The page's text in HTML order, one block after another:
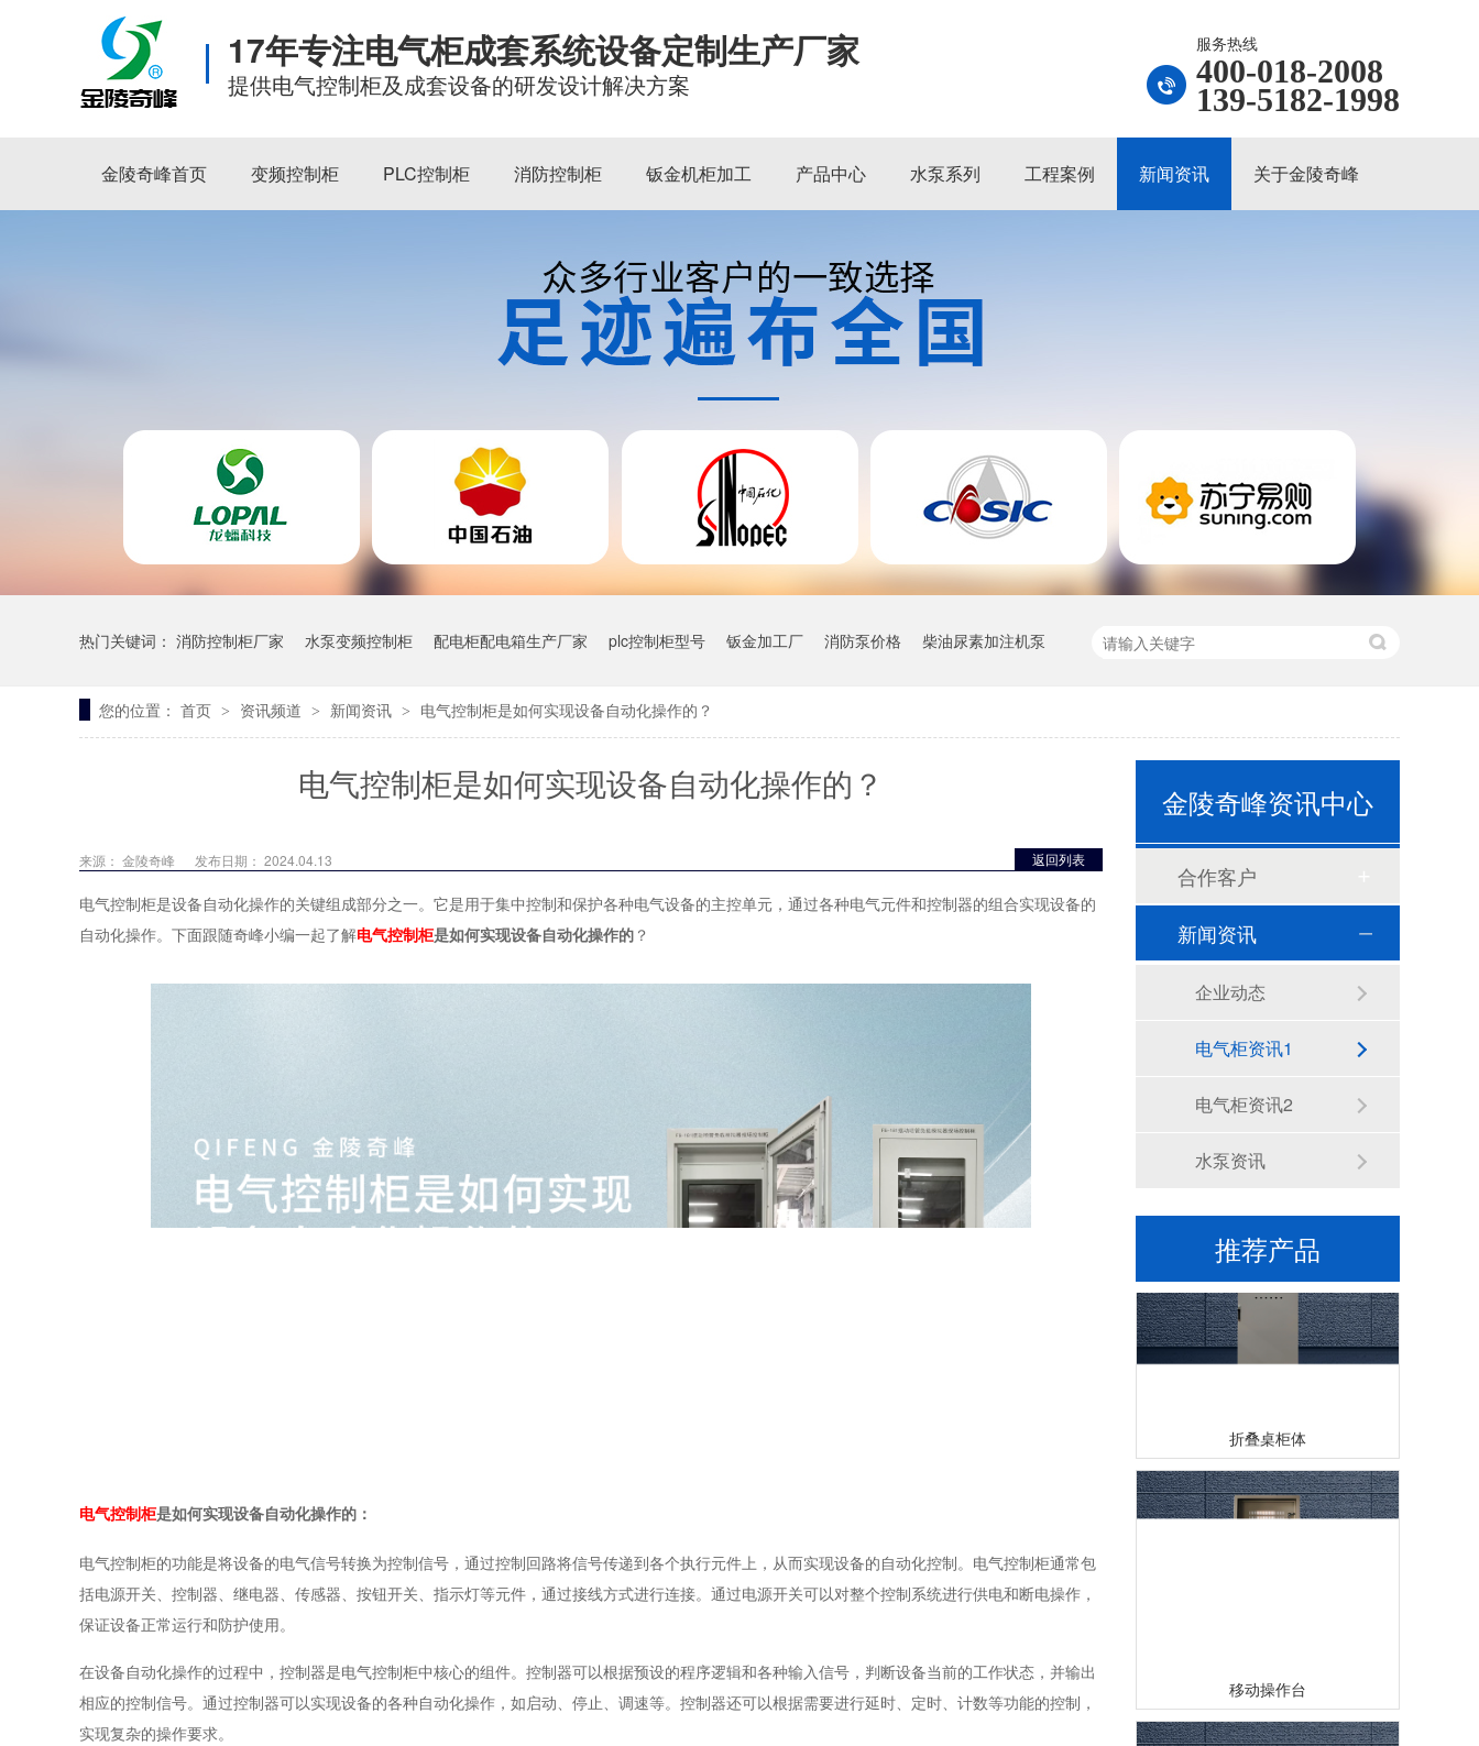
17年专注电气柜成套系统设备定制生产厂家
提供电气控制柜及成套设备的研发设计解决方案
服务热线
400-018-2008
139-5182-1998
金陵奇峰首页 变频控制柜 PLC控制柜 消防控制柜 钣金机柜加工 产品中心 水泵系列 工程案例 新闻资讯 关于金陵奇峰
热门关键词： 消防控制柜厂家 水泵变频控制柜 配电柜配电箱生产厂家 plc控制柜型号 钣金加工厂 消防泵价格 柴油尿素加注机泵
您的位置： 首页 > 资讯频道 > 新闻资讯 > 电气控制柜是如何实现设备自动化操作的？
电气控制柜是如何实现设备自动化操作的？
返回列表
来源： 金陵奇峰 发布日期： 2024.04.13
电气控制柜是设备自动化操作的关键组成部分之一。它是用于集中控制和保护各种电气设备的主控单元，通过各种电气元件和控制器的组合实现设备的
自动化操作。下面跟随奇峰小编一起了解电气控制柜是如何实现设备自动化操作的 ？
电气控制柜是如何实现设备自动化操作的：
电气控制柜的功能是将设备的电气信号转换为控制信号，通过控制回路将信号传递到各个执行元件上，从而实现设备的自动化控制。电气控制柜通常包
括电源开关、控制器、继电器、传感器、按钮开关、指示灯等元件，通过接线方式进行连接。通过电源开关可以对整个控制系统进行供电和断电操作，
保证设备正常运行和防护使用。
在设备自动化操作的过程中，控制器是电气控制柜中核心的组件。控制器可以根据预设的程序逻辑和各种输入信号，判断设备当前的工作状态，并输出
相应的控制信号。通过控制器可以实现设备的各种自动化操作，如启动、停止、调速等。控制器还可以根据需要进行延时、定时、计数等功能的控制，
实现复杂的操作要求。
金陵奇峰资讯中心
合作客户
新闻资讯
企业动态
电气柜资讯1
电气柜资讯2
水泵资讯
推荐产品
九折柜柜体
斜面操作台
折叠桌柜体
移动操作台